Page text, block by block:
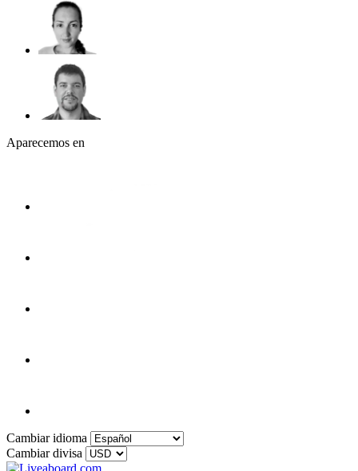
Aparecemos en
Cambiar idioma
Cambiar divisa